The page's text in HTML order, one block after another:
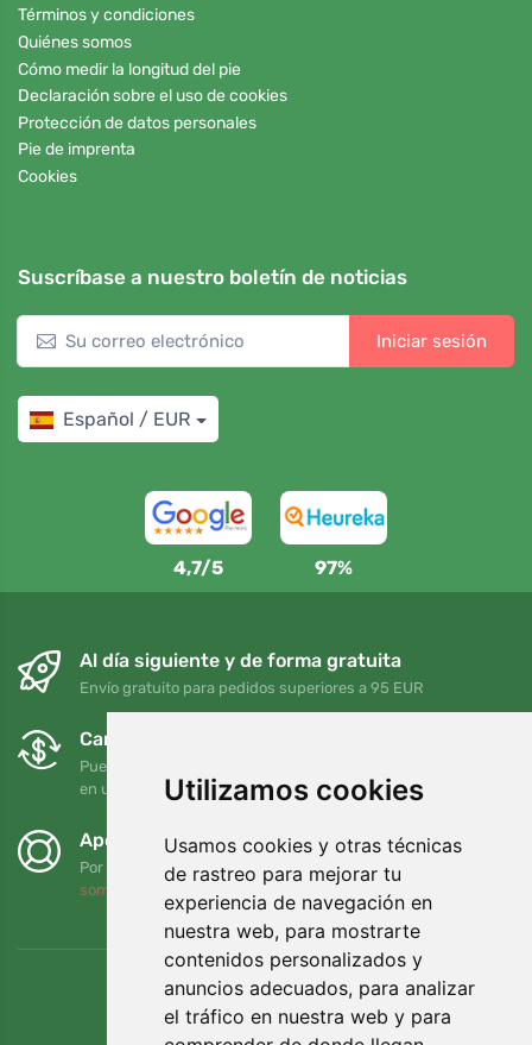
Utilizamos cookies
Usamos cookies y otras técnicas
de rastreo para mejorar tu
experiencia de navegación en
nuestra web, para mostrarte
contenidos personalizados y
anuncios adecuados, para analizar
el tráfico en nuestra web y para
Términos y condiciones
Quiénes somos
Cómo medir la longitud del pie
Declaración sobre el uso de cookies
Protección de datos personales
Pie de imprenta
Cookies
Suscríbase a nuestro boletín de noticias
Iniciar sesión
Español / EUR
4,7/5 97%
Al día siguiente y de forma gratuita
Envío gratuito para pedidos superiores a 95 EUR
Cambios y devoluciones gratuitos
Puede devolver o cambiar su pedido en cualquier momento
en un plazo de 90 días
Apoyamos a Trees.org
Por cada pedido plantamos un árbol. Leer más
somos